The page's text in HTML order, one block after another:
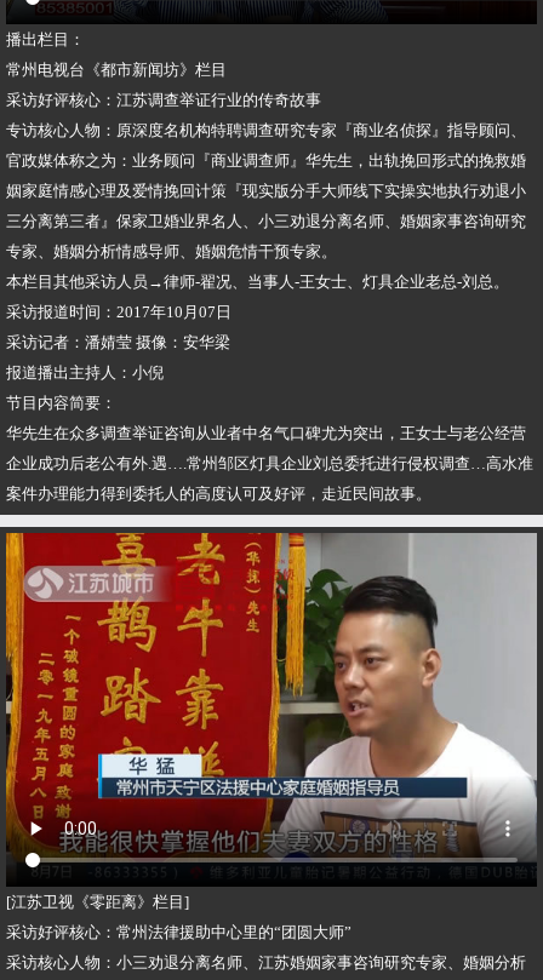
播出栏目：
常州电视台《都市新闻坊》栏目
采访好评核心：江苏调查举证行业的传奇故事
专访核心人物：原深度名机构特聘调查研究专家『商业名侦探』指导顾问、
官政媒体称之为：业务顾问『商业调查师』华先生，出轨挽回形式的挽救婚
姻家庭情感心理及爱情挽回计策『现实版分手大师线下实操实地执行劝退小
三分离第三者』保家卫婚业界名人、小三劝退分离名师、婚姻家事咨询研究
专家、婚姻分析情感导师、婚姻危情干预专家。
本栏目其他采访人员→律师-翟况、当事人-王女士、灯具企业老总-刘总。
采访报道时间：2017年10月07日
采访记者：潘婧莹 摄像：安华梁
报道播出主持人：小倪
节目内容简要：
华先生在众多调查举证咨询从业者中名气口碑尤为突出，王女士与老公经营
企业成功后老公有外.遇….常州邹区灯具企业刘总委托进行侵权调查…高水准
案件办理能力得到委托人的高度认可及好评，走近民间故事。
[江苏卫视《零距离》栏目]
采访好评核心：常州法律援助中心里的“团圆大师”
采访核心人物：小三劝退分离名师、江苏婚姻家事咨询研究专家、婚姻分析